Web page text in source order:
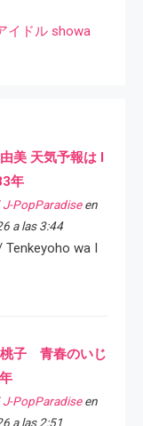
イドル showa
由美 天気予報は I
年
J-PopParadiseen
a las 3:44
Tenkeyoho wa I
桃子 青春のいじ
J-PopParadiseen
a las 2:51